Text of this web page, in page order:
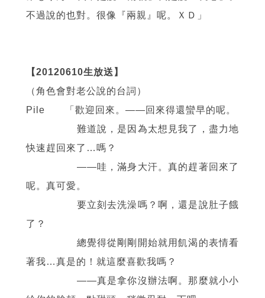
不過說的也對。很像『兩親』呢。ＸＤ」
【20120610生放送】
（角色會對老公說的台詞）
Pile 「歡迎回來。 ——回來得還蠻早的呢。
難道說，是因為太想見我了，盡力地
快速趕回來了…嗎？
——哇，滿身大汗。真的趕著回來了
呢。真可愛。
要立刻去洗澡嗎？啊，還是說肚子餓
了？
總覺得從剛剛開始就用飢渴的表情看
著我…真是的！就這麼喜歡我嗎？
——真是拿你沒辦法啊。那麼就小小